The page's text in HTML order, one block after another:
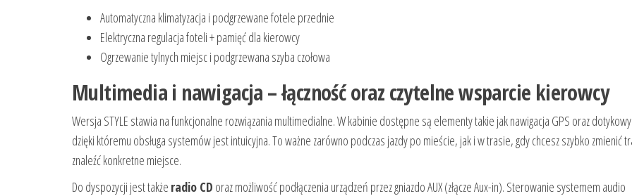
Automatyczna klimatyzacja i podgrzewane fotele przednie
Elektryczna regulacja foteli + pamięć dla kierowcy
Ogrzewanie tylnych miejsc i podgrzewana szyba czołowa
Multimedia i nawigacja – łączność oraz czytelne wsparcie kierowcy
Wersja STYLE stawia na funkcjonalne rozwiązania multimedialne. W kabinie dostępne są elementy takie jak nawigacja GPS oraz
dzięki któremu obsługa systemów jest intuicyjna. To ważne zarówno podczas jazdy po mieście, jak i w trasie, gdy chcesz szybko zmienić
znaleźć konkretne miejsce.
Do dyspozycji jest także radio CD oraz możliwość podłączenia urządzeń przez gniazdo AUX (złącze Aux-in). Sterowanie systemem audio